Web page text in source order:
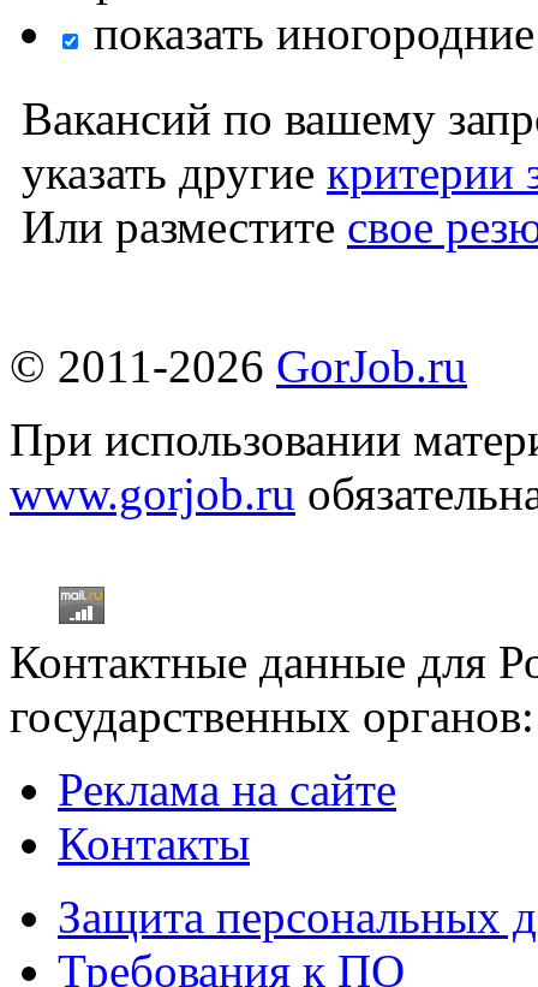
показать
Вакансий по вашему
указать другие критерии
Или разместите свое
© 2011-2026 GorJob.ru
При использовании
www.gorjob.ru
Контактные данные для
государственных
Реклама на сайте
Контакты
Защита персональных
Требования к ПО